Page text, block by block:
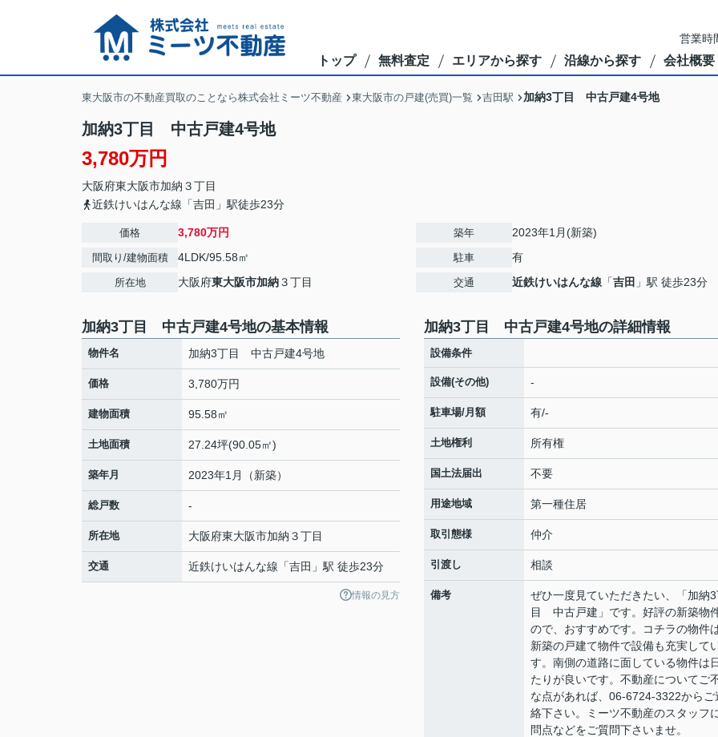
営業
トップ 無料査定 エリアから探す 沿線から探す 会社概要
東大阪市の不動産買取のことなら株式会社ミーツ不動産 東大阪市の戸建(売買)一覧 吉田駅 加納3丁目 中古戸建4号地
加納3丁目 中古戸建4号地
3,780万円
大阪府東大阪市加納 ３丁目
近鉄けいはんな線「吉田」駅徒歩23分
価格 3,780万円
間取り/建物面積 4LDK/95.58㎡
所在地 大阪府東大阪市加納３丁目
築年 2023年1月(新築)
駐車 有
交通 近鉄けいはんな線 「吉田 」駅 徒歩23分
加納3丁目 中古戸建4号地の基本情報
物件名 加納3丁目 中古戸建4号地
価格 3,780万円
建物面積 95.58㎡
土地面積 27.24坪(90.05㎡)
築年月 2023年1月（新築）
総戸数 -
所在地 大阪府東大阪市加納 ３丁目
交通 近鉄けいはんな線 「吉田 」駅 徒歩23分
情報の見方
加納3丁目 中古戸建4号地の詳細情報
設備条件
設備(その他) -
駐車場/月額 有/-
土地権利 所有権
国土法届出 不要
用途地域 第一種住居
取引態様 仲介
引渡し 相談
備考
ぜひ一度見ていただきたい、「加納
目 中古戸建」です。好評の新築物
ので、おすすめです。コチラの物件は
新築の戸建て物件で設備も充実して
す。南側の道路に面している物件は
たりが良いです。不動産についてご
な点があれば、06-6724-3322からご
絡下さい。ミーツ不動産のスタッフ
問点などをご質問下さいませ。